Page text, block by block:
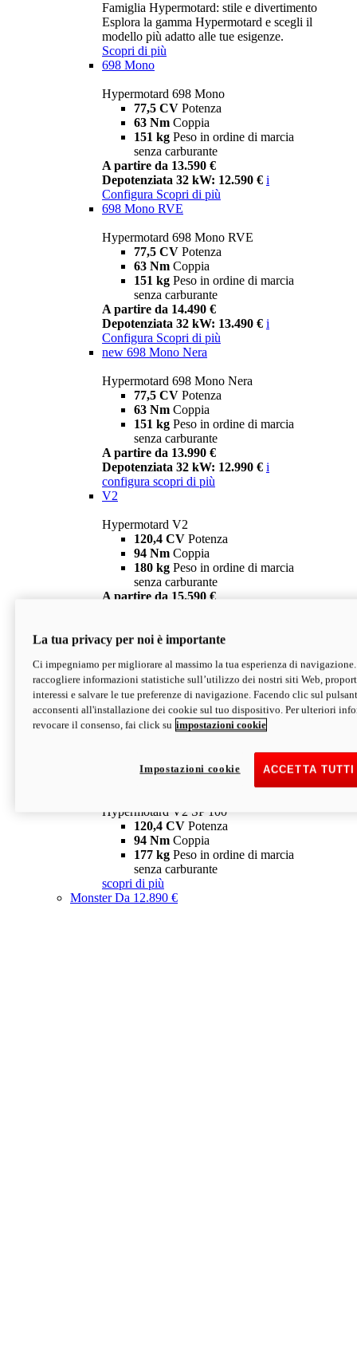
Famiglia Hypermotard: stile e divertimento
Esplora la gamma Hypermotard e scegli il
modello più adatto alle tue esigenze.
Scopri di più
698 Mono
Hypermotard 698 Mono
77,5 CV Potenza
63 Nm Coppia
151 kg Peso in ordine di marcia
senza carburante
A partire da 13.590 €
Depotenziata 32 kW: 12.590 € i
Configura Scopri di più
698 Mono RVE
Hypermotard 698 Mono RVE
77,5 CV Potenza
63 Nm Coppia
151 kg Peso in ordine di marcia
senza carburante
A partire da 14.490 €
Depotenziata 32 kW: 13.490 € i
Configura Scopri di più
new 698 Mono Nera
Hypermotard 698 Mono Nera
77,5 CV Potenza
63 Nm Coppia
151 kg Peso in ordine di marcia
senza carburante
A partire da 13.990 €
Depotenziata 32 kW: 12.990 € i
configura scopri di più
V2
Hypermotard V2
120,4 CV Potenza
94 Nm Coppia
180 kg Peso in ordine di marcia
senza carburante
A partire da 15.590 €
V2 SP
Hypermotard V2 SP
120,4 CVPotenza
94 NmCoppia
177 kgPeso in ordine di marcia
senza carburante
Depotenziata 35 kW: 18.890 € i
configura scopri di più
Hypermotard V2 SP 100
120,4 CV Potenza
94 Nm Coppia
177 kg Peso in ordine di marcia
senza carburante
scopri di più
MonsterDa 12.890 €
La tua privacy per noi è importante
Ci impegniamo per migliorare al massimo la tua esperienza di
raccogliere informazioni statistiche sull’utilizzo dei nostri siti Web,
interessi e salvare le tue preferenze di navigazione. Facendo clic sul
acconsenti all'installazione dei cookie sul tuo dispositivo. Per ulteriori
revocare il consenso, fai click su impostazioni cookie
ACCETTA
Impostazioni cookie